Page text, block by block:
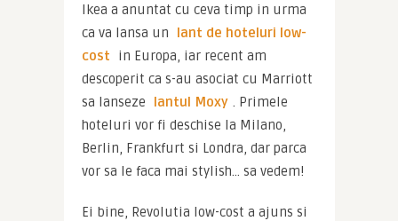
Ikea a anuntat cu ceva timp in urma
ca va lansa un
lant de hoteluri low-
cost
in Europa, iar recent am
descoperit ca s-au asociat cu Marriott
sa lanseze
lantul Moxy . Primele
hoteluri vor fi deschise la Milano,
Berlin, Frankfurt si Londra, dar parca
vor sa le faca mai stylish… sa vedem!
Ei bine, Revolutia low-cost a ajuns si